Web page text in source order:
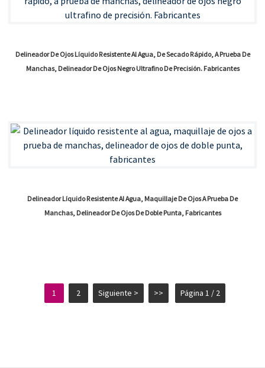
Delineador De Ojos Líquido Resistente Al Agua, De Secado Rápido, A Prueba De
Manchas, Delineador De Ojos Negro Ultrafino De Precisión. Fabricantes
Delineador Líquido Resistente Al Agua, Maquillaje De Ojos A Prueba De
Manchas, Delineador De Ojos De Doble Punta, Fabricantes
1 2 Siguiente > >> Página 1 / 2